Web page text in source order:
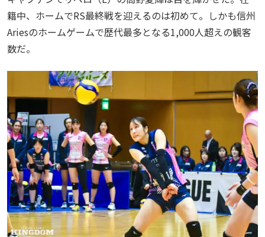
籍中、ホームでRS最終戦を迎えるのは初めて。しかも信州
Ariesのホームゲームで歴代最多となる1,000人超えの観客
数だ。